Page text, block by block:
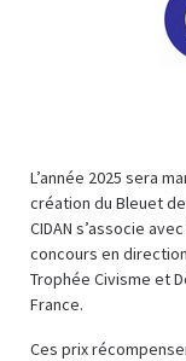
L’année 2025 sera
création du Bleuet
CIDAN s’associe
concours en
Trophée Civisme et
France.
Ces prix